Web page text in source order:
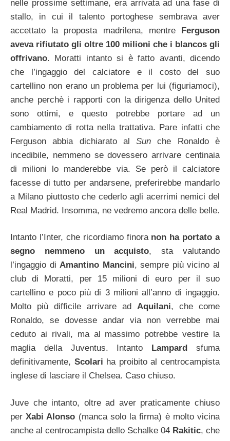
nelle prossime settimane, era arrivata ad una fase di
stallo, in cui il talento portoghese sembrava aver
accettato la proposta madrilena, mentre Ferguson
aveva rifiutato gli oltre 100 milioni che i blancos gli
offrivano. Moratti intanto si è fatto avanti, dicendo
che l’ingaggio del calciatore e il costo del suo
cartellino non erano un problema per lui (figuriamoci),
anche perchè i rapporti con la dirigenza dello United
sono ottimi, e questo potrebbe portare ad un
cambiamento di rotta nella trattativa. Pare infatti che
Ferguson abbia dichiarato alSunche Ronaldo è
incedibile, nemmeno se dovessero arrivare centinaia
di milioni lo manderebbe via. Se però il calciatore
facesse di tutto per andarsene, preferirebbe mandarlo
a Milano piuttosto che cederlo agli acerrimi nemici del
Real Madrid. Insomma, ne vedremo ancora delle belle.
Intanto l’Inter, che ricordiamo finora non ha portato a
segno nemmeno un acquisto, sta valutando
l’ingaggio diAmantino Mancini, sempre più vicino al
club di Moratti, per 15 milioni di euro per il suo
cartellino e poco più di 3 milioni all’anno di ingaggio.
Molto più difficile arrivare ad Aquilani, che come
Ronaldo, se dovesse andar via non verrebbe mai
ceduto ai rivali, ma al massimo potrebbe vestire la
maglia della Juventus. Intanto Lampardsfuma
definitivamente, Scolari ha proibito al centrocampista
inglese di lasciare il Chelsea. Caso chiuso.
Juve che intanto, oltre ad aver praticamente chiuso
perXabi Alonso (manca solo la firma) è molto vicina
anche al centrocampista dello Schalke 04 Rakitic, che